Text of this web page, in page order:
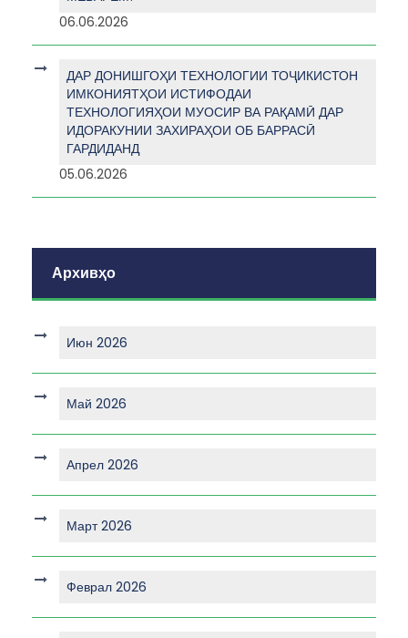
06.06.2026
ДАР ДОНИШГОҲИ ТЕХНОЛОГИИ ТОҶИКИСТОН
ИМКОНИЯТҲОИ ИСТИФОДАИ
ТЕХНОЛОГИЯҲОИ МУОСИР ВА РАҚАМӢ ДАР
ИДОРАКУНИИ ЗАХИРАҲОИ ОБ БАРРАСӢ
ГАРДИДАНД
05.06.2026
Архивҳо
Июн 2026
Май 2026
Апрел 2026
Март 2026
Феврал 2026